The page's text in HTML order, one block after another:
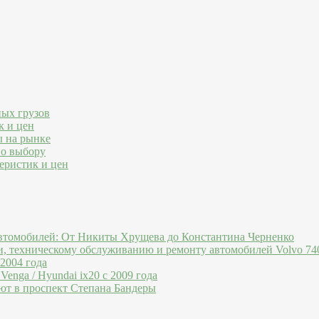
грузов
и цен
на рынке
выбору
и цен
От Никиты Хрущева до Константина Черненко
техническому обслуживанию и ремонту автомобилей Volvo
года
/ Hyundai ix20 c 2009 года
в проспект Степана Бандеры